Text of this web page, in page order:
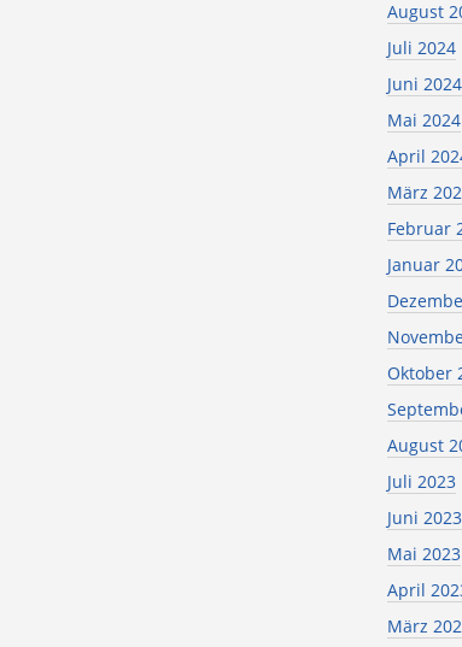
August
Juli 2024
Juni 2024
Mai 2024
April
März
Februar
Januar
Oktober
August
Juli 2023
Juni 2023
Mai 2023
April
März